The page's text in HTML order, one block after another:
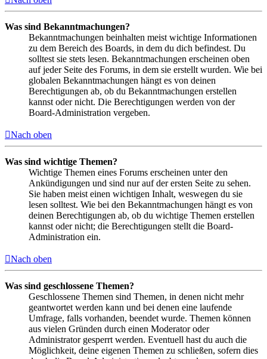
Was sind Bekanntmachungen?
Bekanntmachungen beinhalten meist wichtige Informationen
zu dem Bereich des Boards, in dem du dich befindest. Du
solltest sie stets lesen. Bekanntmachungen erscheinen oben
auf jeder Seite des Forums, in dem sie erstellt wurden. Wie bei
globalen Bekanntmachungen hängt es von deinen
Berechtigungen ab, ob du Bekanntmachungen erstellen
kannst oder nicht. Die Berechtigungen werden von der
Board-Administration vergeben.
Nach oben
Was sind wichtige Themen?
Wichtige Themen eines Forums erscheinen unter den
Ankündigungen und sind nur auf der ersten Seite zu sehen.
Sie haben meist einen wichtigen Inhalt, weswegen du sie
lesen solltest. Wie bei den Bekanntmachungen hängt es von
deinen Berechtigungen ab, ob du wichtige Themen erstellen
kannst oder nicht; die Berechtigungen stellt die Board-
Administration ein.
Nach oben
Was sind geschlossene Themen?
Geschlossene Themen sind Themen, in denen nicht mehr
geantwortet werden kann und bei denen eine laufende
Umfrage, falls vorhanden, beendet wurde. Themen können
aus vielen Gründen durch einen Moderator oder
Administrator gesperrt werden. Eventuell hast du auch die
Möglichkeit, deine eigenen Themen zu schließen, sofern dies